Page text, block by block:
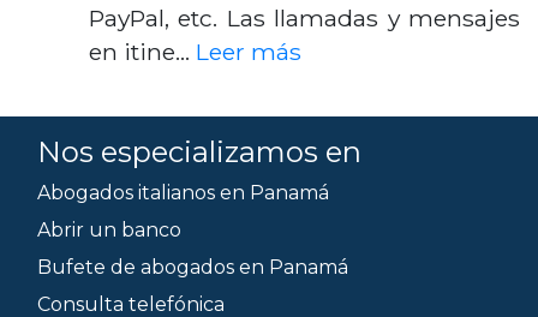
PayPal, etc. Las llamadas y mensajes
en itine… Leer más
Nos especializamos en
Abogados italianos en Panamá
Abrir un banco
Bufete de abogados en Panamá
Consulta telefónica